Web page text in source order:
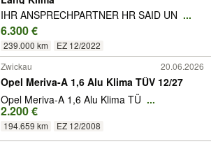
IHR ANSPRECHPARTNER HR SAID UN ...
6.300 €
239.000 km EZ 12/2022
Zwickau 20.06.2026
Opel Meriva-A 1,6 Alu Klima TÜV 12/27
Opel Meriva-A 1,6 Alu Klima TÜ ...
2.200 €
194.659 km EZ 12/2008